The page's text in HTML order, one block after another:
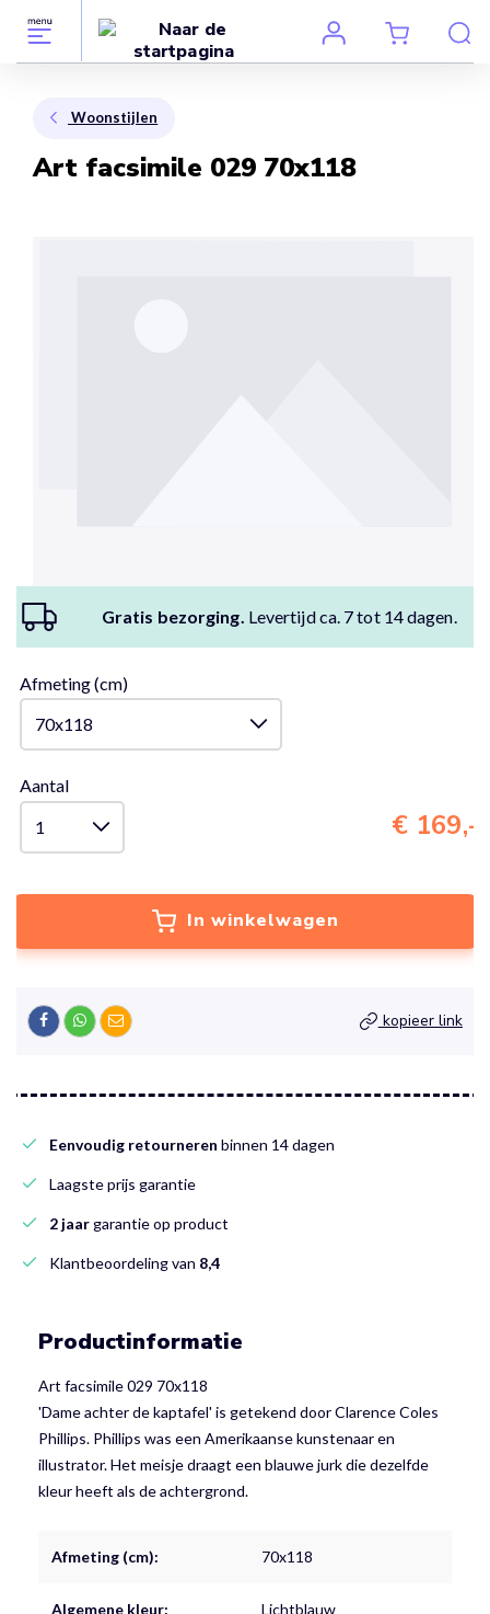
Woonstijlen
Art facsimile 029 70x118
Gratis bezorging. Levertijd ca. 7 tot 14 dagen.
Afmeting (cm)
Aantal
€ 169,-
In winkelwagen
kopieer link
Eenvoudig retourneren binnen 14 dagen
Laagste prijs garantie
2 jaargarantie op product
Klantbeoordeling van 8,4
Productinformatie
Art facsimile 029 70x118
'Dame achter de kaptafel' is getekend door Clarence Coles
Phillips. Phillips was een Amerikaanse kunstenaar en
illustrator. Het meisje draagt een blauwe jurk die dezelfde
kleur heeft als de achtergrond.
Afmeting (cm): 70x118
Algemene kleur: Lichtblauw